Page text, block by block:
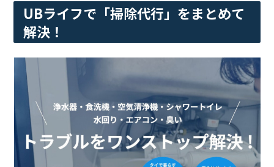
UBライフで「掃除代行」をまとめて
解決！